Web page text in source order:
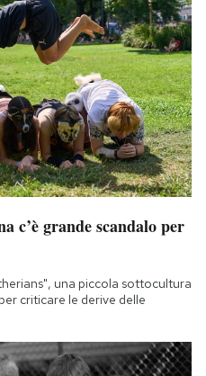
c’è grande scandalo per
una piccola sottocultura
criticare le derive delle